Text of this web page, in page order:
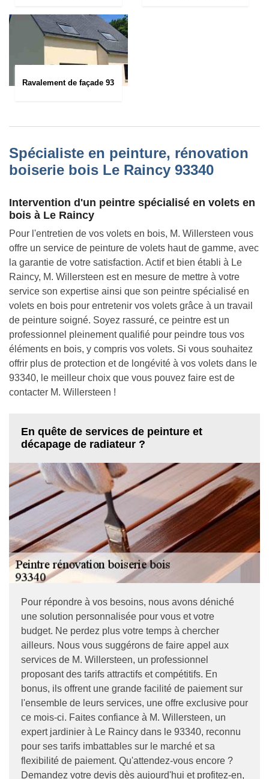
Ravalement de façade 93
Spécialiste en peinture, rénovation
boiserie bois Le Raincy 93340
Intervention d'un peintre spécialisé en volets en
bois à Le Raincy
Pour l'entretien de vos volets en bois, M. Willersteen vous
offre un service de peinture de volets haut de gamme, avec
la garantie de votre satisfaction. Actif et bien établi à Le
Raincy, M. Willersteen est en mesure de mettre à votre
service son expertise ainsi que son peintre spécialisé en
volets en bois pour entretenir vos volets grâce à un travail
de peinture soigné. Soyez rassuré, ce peintre est un
professionnel pleinement qualifié pour peindre tous vos
éléments en bois, y compris vos volets. Si vous souhaitez
offrir plus de protection et de longévité à vos volets dans le
93340, le meilleur choix que vous pouvez faire est de
contacter M. Willersteen !
En quête de services de peinture et
décapage de radiateur ?
Pour répondre à vos besoins, nous avons déniché
une solution personnalisée pour vous et votre
budget. Ne perdez plus votre temps à chercher
ailleurs. Nous vous suggérons de faire appel aux
services de M. Willersteen, un professionnel
proposant des tarifs attractifs et compétitifs. En
bonus, ils offrent une grande facilité de paiement sur
l'ensemble de leurs services, une offre exclusive pour
ce mois-ci. Faites confiance à M. Willersteen, un
expert jardinier à Le Raincy dans le 93340, reconnu
pour ses tarifs imbattables sur le marché et sa
flexibilité de paiement. Qu'attendez-vous encore ?
Demandez votre devis dès aujourd'hui et profitez-en,